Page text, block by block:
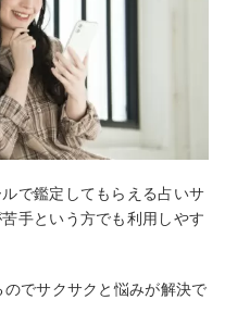
で鑑定してもらえる占いサ
手という方でも利用しやす
でサクサクと悩みが解決で